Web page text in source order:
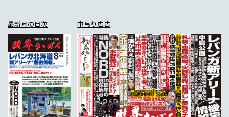
最新号の目次 中吊り広告